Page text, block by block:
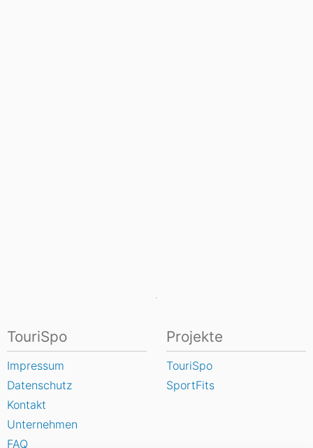
TouriSpo
Impressum
Datenschutz
Kontakt
Unternehmen
FAQ
Projekte
TouriSpo
SportFits